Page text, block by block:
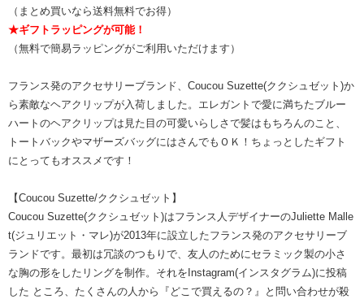
（まとめ買いなら送料無料でお得）
★ギフトラッピングが可能！
（無料で簡易ラッピングがご利用いただけます）
フランス発のアクセサリーブランド、Coucou Suzette(ククシュゼット)か
ら素敵なヘアクリップが入荷しました。エレガントで愛に満ちたブルー
ハートのヘアクリップは見た目の可愛いらしさで髪はもちろんのこと、
トートバックやマザーズバッグにはさんでもＯＫ！ちょっとしたギフト
にとってもオススメです！
【Coucou Suzette/ククシュゼット】
Coucou Suzette(ククシュゼット)はフランス人デザイナーのJuliette Malle
t(ジュリエット・マレ)が2013年に設立したフランス発のアクセサリーブ
ランドです。最初は冗談のつもりで、友人のためにセラミック製の小さ
な胸の形をしたリングを制作。それをInstagram(インスタグラム)に投稿
した ところ、たくさんの人から『どこで買えるの？』と問い合わせが殺